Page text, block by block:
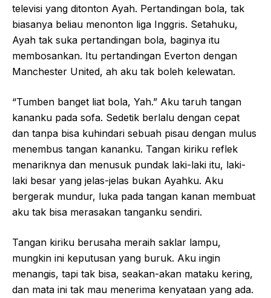
televisi yang ditonton Ayah. Pertandingan bola, tak
biasanya beliau menonton liga Inggris. Setahuku,
Ayah tak suka pertandingan bola, baginya itu
membosankan. Itu pertandingan Everton dengan
Manchester United, ah aku tak boleh kelewatan.
“Tumben banget liat bola, Yah.” Aku taruh tangan
kananku pada sofa. Sedetik berlalu dengan cepat
dan tanpa bisa kuhindari sebuah pisau dengan mulus
menembus tangan kananku. Tangan kiriku reflek
menariknya dan menusuk pundak laki-laki itu, laki-
laki besar yang jelas-jelas bukan Ayahku. Aku
bergerak mundur, luka pada tangan kanan membuat
aku tak bisa merasakan tanganku sendiri.
Tangan kiriku berusaha meraih saklar lampu,
mungkin ini keputusan yang buruk. Aku ingin
menangis, tapi tak bisa, seakan-akan mataku kering,
dan mata ini tak mau menerima kenyataan yang ada.